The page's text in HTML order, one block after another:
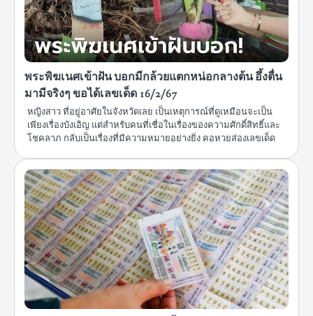
พระพิฆเนศเข้าฝัน บอกมีกล้วยแตกหน่อกลางต้น อึ้งตื่น
มามีจริงๆ ขอได้เลขเด็ด 16/2/67
หญิงสาว ที่อยู่อาศัยในจังหวัดเลย เป็นเหตุการณ์ที่ดูเหมือนจะเป็น
เพียงเรื่องบังเอิญ แต่สำหรับคนที่เชื่อในเรื่องของความศักดิ์สิทธิ์และ
โชคลาภ กลับเป็นเรื่องที่มีความหมายอย่างยิ่ง คอหวยส่องเลขเด็ด